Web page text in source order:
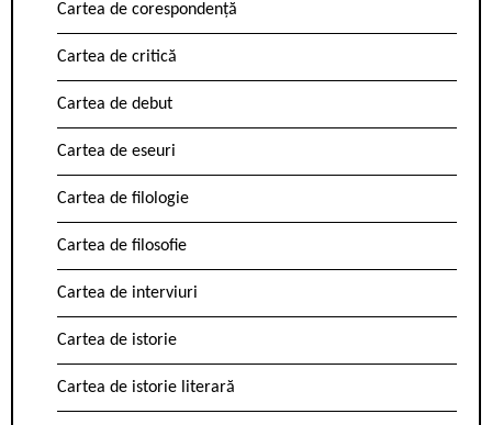
Cartea de corespondență
Cartea de critică
Cartea de debut
Cartea de eseuri
Cartea de filologie
Cartea de filosofie
Cartea de interviuri
Cartea de istorie
Cartea de istorie literară